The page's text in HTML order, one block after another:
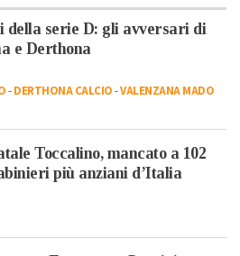
della serie D: gli avversari di
e Derthona
-DERTHONA CALCIO-VALENZANA MADO
Toccalino, mancato a 102
più anziani d’Italia